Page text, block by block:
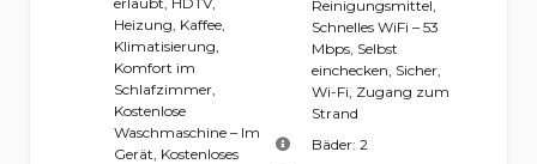
Heizung, Kaffee,
Klimatisierung,
Komfort im
Schlafzimmer,
Kostenlose
Waschmaschine – Im
Gerät, Kostenloses
Reinigungsmittel,
Schnelles WiFi – 53
Mbps, Selbst
einchecken, Sicher,
Wi-Fi, Zugang zum
Strand
Bäder: 2